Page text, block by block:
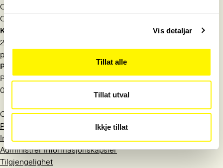
Vis detaljar
Tillat alle
Tillat utval
Ikkje tillat
Observatoriegata 1 B
Oslo
Kontakt
22 54 19 50
post@sprakradet.no
Postadresse
Postboks 1573 Vika
0118 Oslo
Org.nr.: 971 527 404
Personvern
Informasjonskapsler
Administrer informasjonskapsler
Tilgjengelighet